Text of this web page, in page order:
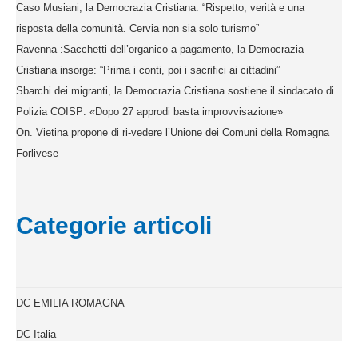
Caso Musiani, la Democrazia Cristiana: “Rispetto, verità e una
risposta della comunità. Cervia non sia solo turismo”
Ravenna :Sacchetti dell’organico a pagamento, la Democrazia
Cristiana insorge: “Prima i conti, poi i sacrifici ai cittadini”
Sbarchi dei migranti, la Democrazia Cristiana sostiene il sindacato di
Polizia COISP: «Dopo 27 approdi basta improvvisazione»
On. Vietina propone di ri-vedere l’Unione dei Comuni della Romagna
Forlivese
Categorie articoli
DC EMILIA ROMAGNA
DC Italia